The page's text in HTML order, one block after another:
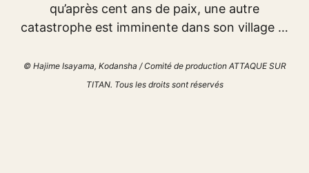
qu’après cent ans de paix, une autre
catastrophe est imminente dans son village …
© Hajime Isayama, Kodansha / Comité de production ATTAQUE SUR
TITAN. Tous les droits sont réservés